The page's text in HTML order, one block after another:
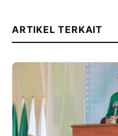
ARTIKEL TERKAIT